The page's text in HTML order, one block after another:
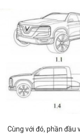
Cùng với đó, phần đầu